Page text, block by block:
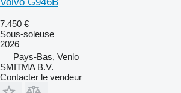
Volvo G946B
7.450 €
Sous-soleuse
2026
Pays-Bas, Venlo
SMITMA B.V.
Contacter le vendeur